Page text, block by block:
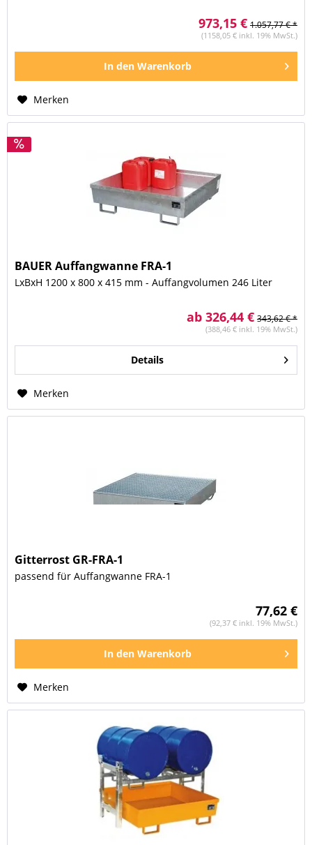
973,15 € 1.057,77 € *
(1158,05 € inkl. 19% MwSt.)
In den Warenkorb
Merken
BAUER Auffangwanne FRA-1
LxBxH 1200 x 800 x 415 mm - Auffangvolumen 246 Liter
ab 326,44 € 343,62 € *
(388,46 € inkl. 19% MwSt.)
Details
Merken
Gitterrost GR-FRA-1
passend für Auffangwanne FRA-1
77,62 €
(92,37 € inkl. 19% MwSt.)
In den Warenkorb
Merken